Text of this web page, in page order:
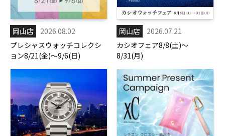
岡山店
2026.08.02
プレシャスウォッチコレクシ
ョン8/21(金)～9/6(日)
岡山店
2026.07.21
カシオフェア8/8(土)～
8/31(月)